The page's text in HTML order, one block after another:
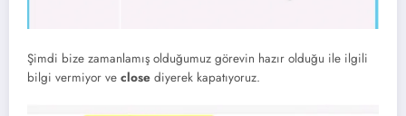
Şimdi bize zamanlamış olduğumuz görevin hazır olduğu ile ilgili
bilgi vermiyor ve close diyerek kapatıyoruz.